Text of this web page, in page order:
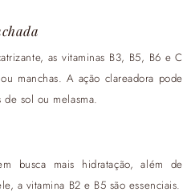
as vitaminas B3, B5, B6 e C
manchas. A ação clareadora pode
de sol ou melasma.
busca mais hidratação, além de
a vitamina B2 e B5 são essenciais.